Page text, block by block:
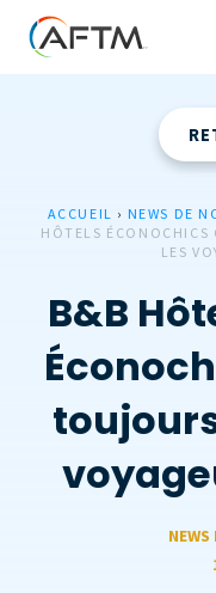
ACCUEIL › NEWS DE
HÔTELS
LES
B&B
NEWS